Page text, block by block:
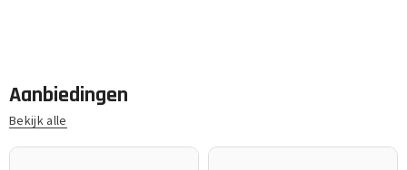
Aanbiedingen
Bekijk alle